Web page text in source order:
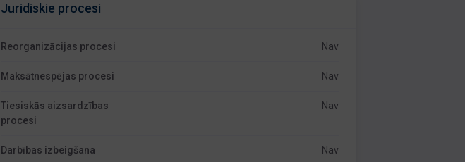
Juridiskie procesi
Reorganizācijas procesi Nav
Maksātnespējas procesi Nav
Tiesiskās aizsardzības
procesi
Nav
Darbības izbeigšana Nav